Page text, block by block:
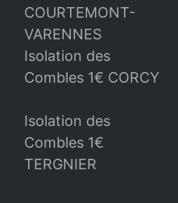
COURTEMONT-
VARENNES
Isolation des
Combles 1€ CORCY
Isolation des
Combles 1€
TERGNIER